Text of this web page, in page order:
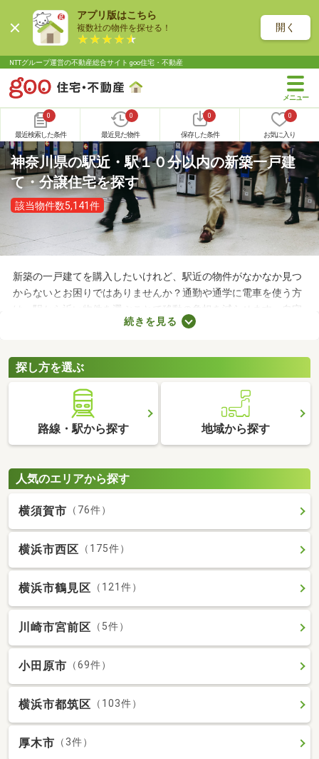
アプリ版はこちら
複数社の物件を探せる！ 開く
NTTグループ運営の不動産総合サイト goo住宅・不動産
0
最近検索した条件
0
最近見た物件
0
保存した条件
0
お気に入り
神奈川県の駅近・駅１０分以内の新築一戸建
て・分譲住宅を探す
該当物件数5,141件
新築の一戸建てを購入したいけれど、駅近の物件がなかなか見つ
からないとお困りではありませんか？通勤や通学に電車を使う方
は、駅から近い物件を選ぶことで移動の負担を減らせます。自宅
でゆっくりできる時間が増えるので、暮らしやすさを実感できる
駅から徒歩10分以内にある新築一戸建てを紹介します。
続きを見る
探し方を選ぶ
路線・駅から探す 地域から探す
人気のエリアから探す
横須賀市 （76件）
横浜市西区 （175件）
横浜市鶴見区 （121件）
川崎市宮前区 （5件）
小田原市 （69件）
横浜市都筑区 （103件）
厚木市 （3件）